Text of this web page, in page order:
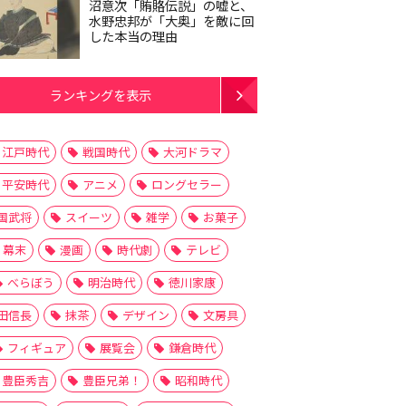
沼意次「賄賂伝説」の嘘と、
水野忠邦が「大奥」を敵に回
した本当の理由
ランキングを表示
江戸時代 戦国時代
大河ドラマ
平安時代
アニメ
ロングセラー
武将
スイーツ 雑学
お菓子
幕末
漫画 時代劇
テレビ
べらぼう
明治時代
徳川家康
信長
抹茶 デザイン
文房具
フィギュア
展覧会
鎌倉時代
豊臣秀吉
豊臣兄弟！
昭和時代